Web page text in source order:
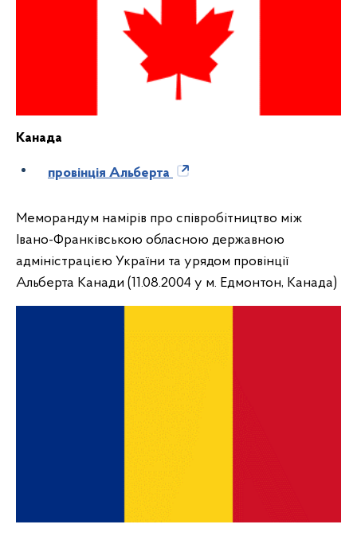
Канада
провінція Альберта
Меморандум намірів про співробітництво між
Івано-Франківською обласною державною
адміністрацією України та урядом провінції
Альберта Канади (11.08.2004 у м. Едмонтон, Канада)